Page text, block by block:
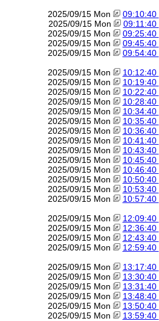
2025/09/15 Mon 09:10:40
2025/09/15 Mon 09:11:40
2025/09/15 Mon 09:25:40
2025/09/15 Mon 09:45:40
2025/09/15 Mon 09:54:40
2025/09/15 Mon 10:12:40
2025/09/15 Mon 10:19:40
2025/09/15 Mon 10:22:40
2025/09/15 Mon 10:28:40
2025/09/15 Mon 10:34:40
2025/09/15 Mon 10:35:40
2025/09/15 Mon 10:36:40
2025/09/15 Mon 10:41:40
2025/09/15 Mon 10:43:40
2025/09/15 Mon 10:45:40
2025/09/15 Mon 10:46:40
2025/09/15 Mon 10:50:40
2025/09/15 Mon 10:53:40
2025/09/15 Mon 10:57:40
2025/09/15 Mon 12:09:40
2025/09/15 Mon 12:36:40
2025/09/15 Mon 12:43:40
2025/09/15 Mon 12:59:40
2025/09/15 Mon 13:17:40
2025/09/15 Mon 13:30:40
2025/09/15 Mon 13:31:40
2025/09/15 Mon 13:48:40
2025/09/15 Mon 13:50:40
2025/09/15 Mon 13:59:40